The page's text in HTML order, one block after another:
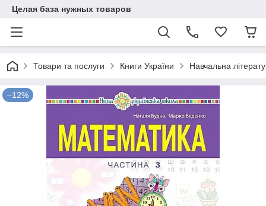
Целая база нужных товаров
Товари та послуги Книги України Навчальна
–12%